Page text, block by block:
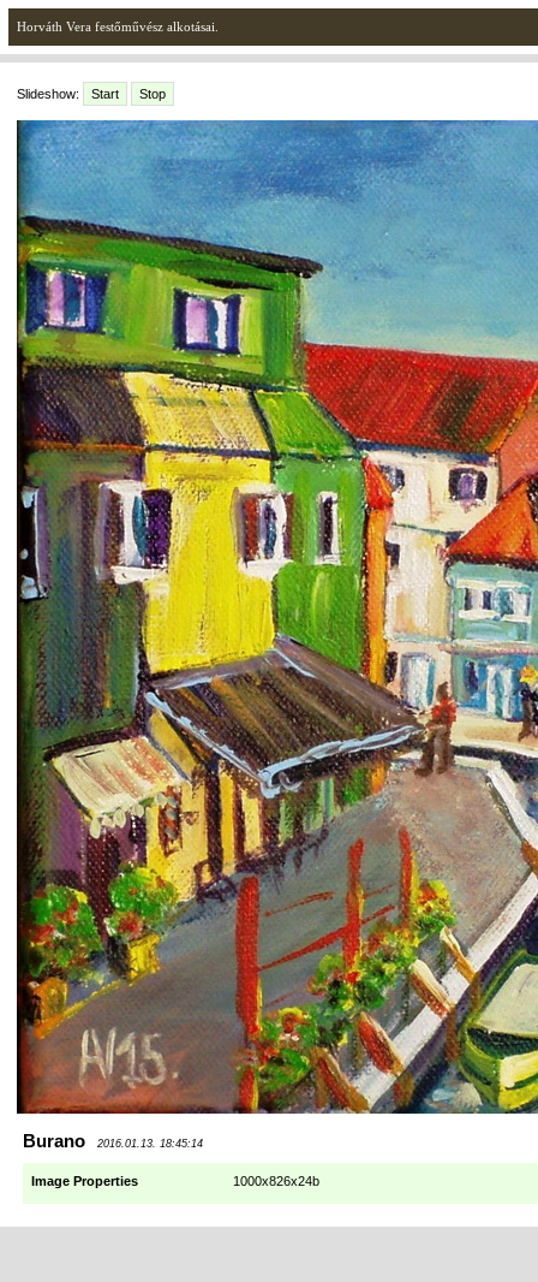
Horváth Vera festőművész alkotásai.
Slideshow: Start Stop
Burano 2016.01.13. 18:45:14
Image Properties 1000x826x24b